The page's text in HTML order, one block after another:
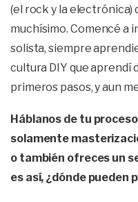
(el rock y la electrónica)
muchísimo. Comencé a
solista, siempre
cultura DIY que aprendí
primeros pasos, y aun
Háblanos de tu
solamente
o también ofreces un
es así, ¿dónde pueden